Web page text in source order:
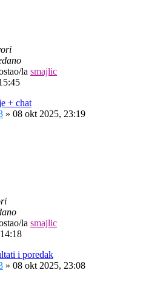
la smajlic
+ chat
» 08 okt 2025, 23:19
la smajlic
i poredak
» 08 okt 2025, 23:08